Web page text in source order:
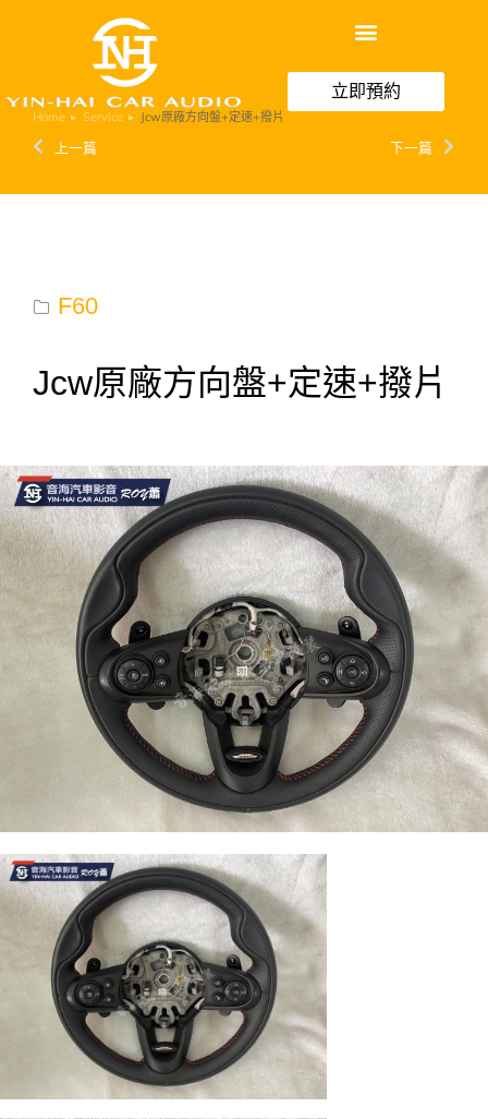
立即預約
You are here:
Home Service Jcw原廠方向盤+定速+撥片
上一篇 下一篇
F60
Jcw原廠方向盤+定速+撥片